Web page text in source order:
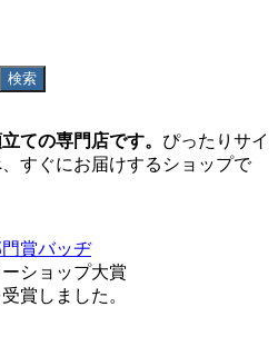
ての専門店です。 ぴったりサイ
すぐにお届けするショップで
ショップ大賞
賞しました。